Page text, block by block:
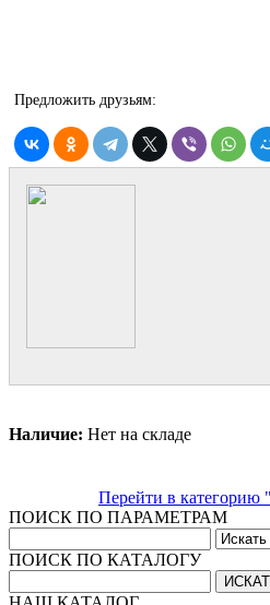
Предложить друзьям:
Наличие: Нет на складе
Перейти в категорию
ПОИСК ПО ПАРАМЕТРАМ
ПОИСК ПО КАТАЛОГУ